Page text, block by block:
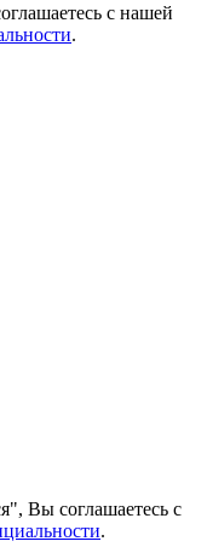
с нашей
.
Вы соглашаетесь с
.